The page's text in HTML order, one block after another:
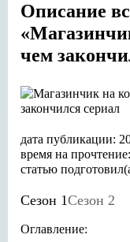
Описание
чем
дата публикации:
время на
статью
Сезон 1Сезон 2
Оглавление: